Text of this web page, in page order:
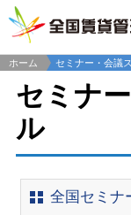
ホーム セミナー・会議
セミナ
ル
全国セミナ